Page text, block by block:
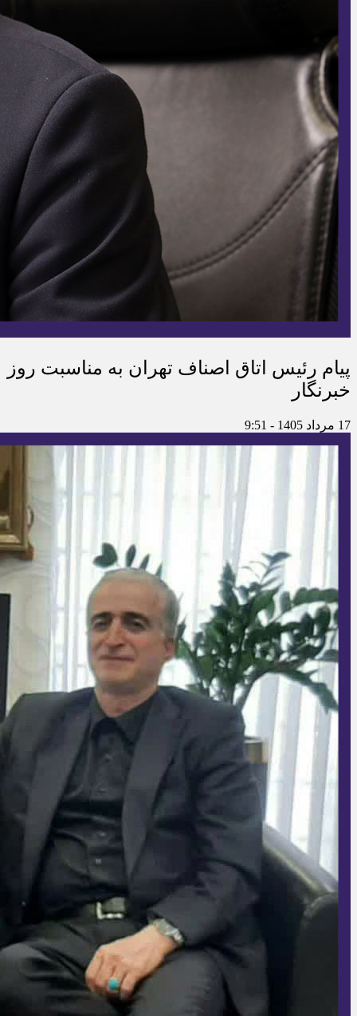
پیام رئیس اتاق اصناف تهران به مناسبت روز
خبرنگار